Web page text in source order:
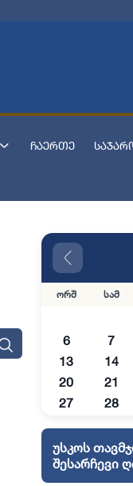
ჩაერთე
ორშ სამ
6
7
13
14
20
21
27
28
უსკოს
შესარჩევი